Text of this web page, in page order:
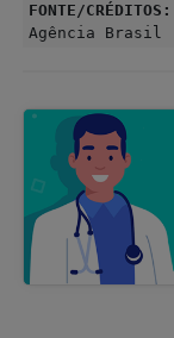
FONTE/CRÉDITOS:
Agência Brasil